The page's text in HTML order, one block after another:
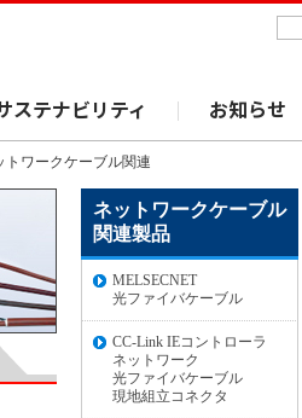
ステナビリティ お知らせ
トワークケーブル関連
ネットワークケーブル
関連製品
MELSECNET
光ファイバケーブル
CC-Link IEコントローラ
ネットワーク
光ファイバケーブル
現地組立コネクタ